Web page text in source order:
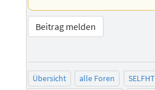
Beitrag melden
Übersicht alle Foren